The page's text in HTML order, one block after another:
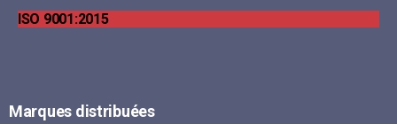
ISO 9001:2015
Marques distribuées